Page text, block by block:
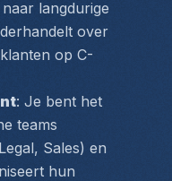
langdurige
over
op C-
: Je bent het
teams
Sales) en
hun